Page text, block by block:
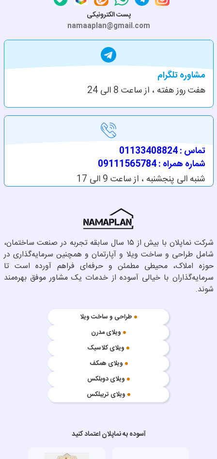
پست الکترونیکی
namaaplan@gmail.com
مشاوره تلگرام
هفت روز هفته ، از ساعت 8 الی 24
تماس : 01133408824
شماره همراه : 09111565784
شنبه الی پنجشنبه ، از ساعت 9 الی 17
شرکت نماپلان با بیش از ۱۵ سال سابقه تجربه در صنعت ساختمان،
شامل طراحی و ساخت ویلا و آپارتمان و همچنین سرمایه‌گذاری در
حوزه املاک، محیطی مطمئن و حرفه‌ای فراهم آورده است تا
سرمایه‌گذاران با خیالی آسوده از خدمات یک مشاور موفق بهره‌مند
شوند.
طراحی و ساخت ویلا
ویلای مدرن
ویلای کلاسیک
ویلای همکف
ویلای دوبلکس
ویلای تریبلکس
آسوده به نماپلان اعتماد کنید